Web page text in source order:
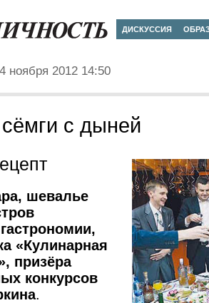
ДИСКУССИЯ
ноября 2012 14:50
с дыней
шевалье
«Кулинарная
призёра
конкурсов
.